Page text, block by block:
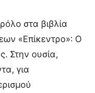
στα βιβλία
«Επίκεντρο»: Ο
Στην ουσία,
για